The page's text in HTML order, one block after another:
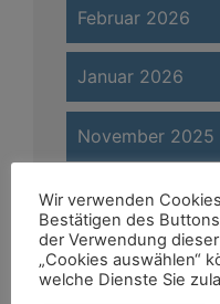
Februar 2026
Januar 2026
November 2025
August 2025
Juli 2025
Wir verwenden
Bestätigen des
der Verwendung
„Cookies auswählen“
welche Dienste Sie